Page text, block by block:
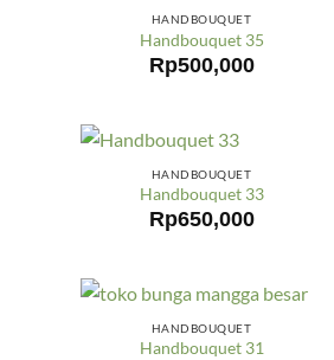
HANDBOUQUET
Handbouquet 35
Rp500,000
HANDBOUQUET
Handbouquet 33
Rp650,000
HANDBOUQUET
Handbouquet 31